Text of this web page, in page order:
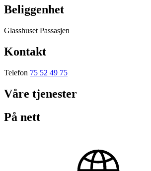
Beliggenhet
Glasshuset Passasjen
Kontakt
Telefon 75 52 49 75
Våre tjenester
På nett